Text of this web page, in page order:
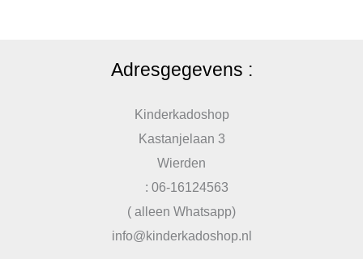
Adresgegevens :
Kinderkadoshop
Kastanjelaan 3
Wierden
: 06-16124563
( alleen Whatsapp)
info@kinderkadoshop.nl